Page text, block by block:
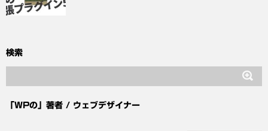
検索
「WPの」著者 / ウェブデザイナー